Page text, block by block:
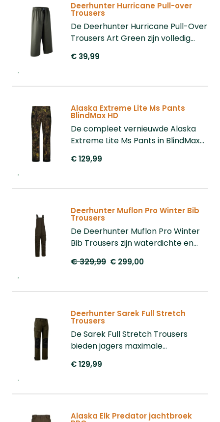
verstelbare onderpijpen met
verborgen rits, mesh voering en
knopen voor bretels duurzaam,
functioneel en chemievrij, ideaal
voor ruige buitenomstandigheden.
Deerhunter Hurricane Pull-over
Trousers
De Deerhunter Hurricane Pull-Over
Trousers Art Green zijn volledig
elastische stof en handige
onderlagen. Dankzij de pull-over
broek comfortabel en makkelijk
aan te trekken. Ideaal voor jacht en
outdoor activiteiten op nat weer.
€ 39,99
Alaska Extreme Lite Ms Pants
BlindMax HD
De compleet vernieuwde Alaska
Extreme Lite Ms Pants in BlindMax
waterbestendigheid en fluisterstille
modelleringstechnologie voor
bewegingsvrijheid. Gemaakt van
gerecycled polyester met APS-
membraan (20.000 mm
waterkolom), getapete naden en
waterafstotende ritsen. Voorzien
schoenveterhaakjes. Een
behandeling die comfort en
functionaliteit perfect combineert.
€ 129,99
Deerhunter Muflon Pro Winter Bib
Trousers
De Deerhunter Muflon Pro Winter
Bib Trousers zijn waterdichte en
schouderbanden, elastische
knieën. Voorzien van meerdere
versterkingen op de zitplaats.
Ideaal voor winterse
buitenactiviteiten.
€ 329,99 € 299,00
Deerhunter Sarek Full Stretch
Trousers
De Sarek Full Stretch Trousers
bieden jagers maximale
Dankzij het duurzame katoen met
BIONIC FINISH® ECO behandeling en
voor elk avontuur. Met praktische
€ 129,99
Alaska Elk Predator jachtbroek